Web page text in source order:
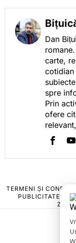
Dan
carte,
spre
Prin
ofere
TERMENI ȘI CONDIȚII
PUBLICITATE